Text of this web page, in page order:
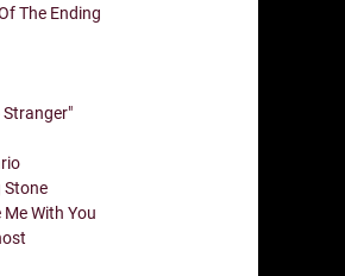
The Ending
Stranger"
Stone
With You